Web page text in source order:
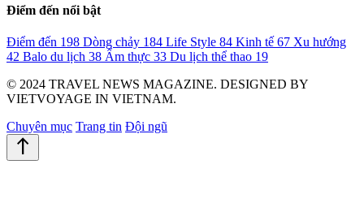
Điểm đến nổi bật
Điểm đến 198 Dòng chảy 184 Life Style 84 Kinh tế 67 Xu hướng
42 Balo du lịch 38 Ẩm thực 33 Du lịch thể thao 19
© 2024 TRAVEL NEWS MAGAZINE. DESIGNED BY
VIETVOYAGE IN VIETNAM.
Chuyên mục Trang tin Đội ngũ
north